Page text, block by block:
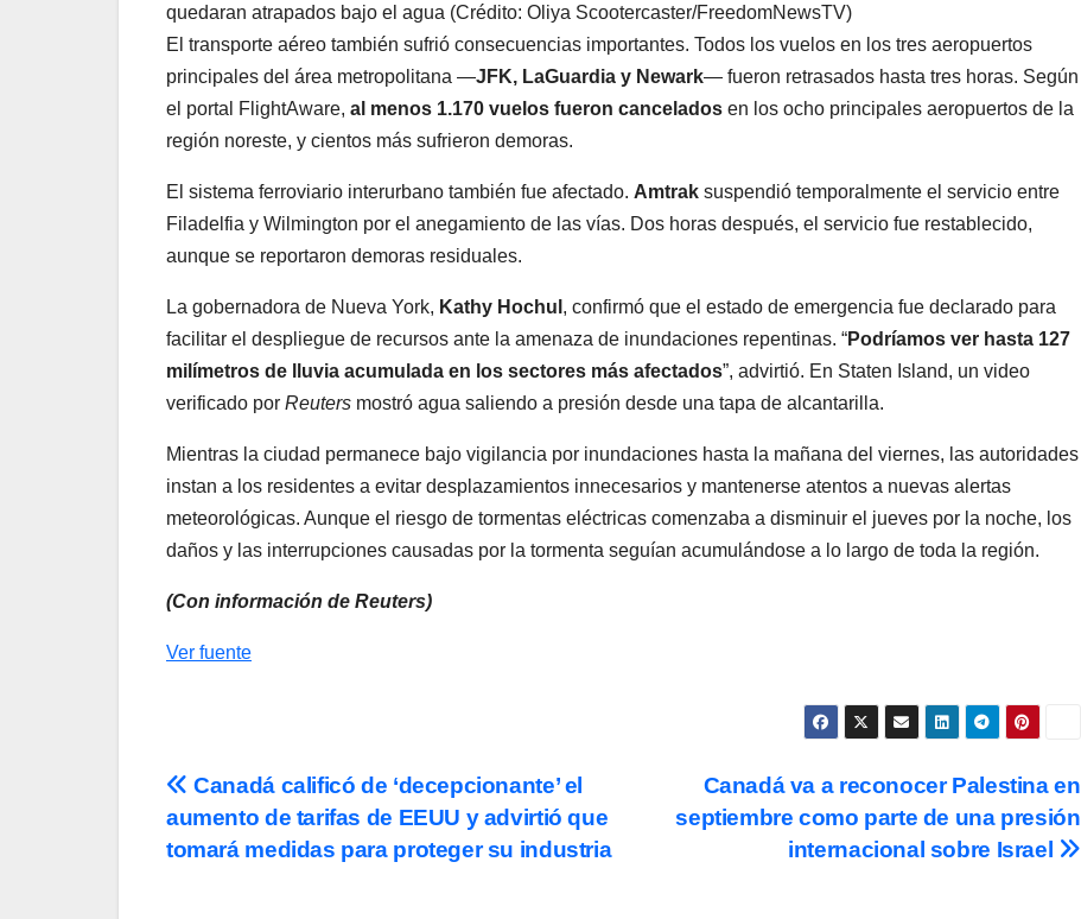
quedaran atrapados bajo el agua (Crédito: Oliya Scootercaster/FreedomNewsTV)
El transporte aéreo también sufrió consecuencias importantes. Todos los vuelos en los tres aeropuertos
principales del área metropolitana —JFK, LaGuardia y Newark— fueron retrasados hasta tres horas. Según
el portal FlightAware, al menos 1.170 vuelos fueron cancelados en los ocho principales aeropuertos de la
región noreste, y cientos más sufrieron demoras.
El sistema ferroviario interurbano también fue afectado. Amtrak suspendió temporalmente el servicio entre
Filadelfia y Wilmington por el anegamiento de las vías. Dos horas después, el servicio fue restablecido,
aunque se reportaron demoras residuales.
La gobernadora de Nueva York, Kathy Hochul , confirmó que el estado de emergencia fue declarado para
facilitar el despliegue de recursos ante la amenaza de inundaciones repentinas. “Podríamos ver hasta 127
milímetros de lluvia acumulada en los sectores más afectados”, advirtió. En Staten Island, un video
verificado por Reuters mostró agua saliendo a presión desde una tapa de alcantarilla.
Mientras la ciudad permanece bajo vigilancia por inundaciones hasta la mañana del viernes, las autoridades
instan a los residentes a evitar desplazamientos innecesarios y mantenerse atentos a nuevas alertas
meteorológicas. Aunque el riesgo de tormentas eléctricas comenzaba a disminuir el jueves por la noche, los
daños y las interrupciones causadas por la tormenta seguían acumulándose a lo largo de toda la región.
(Con información de Reuters)
Ver fuente
Navegación
de
Canadá va a reconocer Palestina en
septiembre como parte de una presión
internacional sobre Israel
Canadá calificó de ‘decepcionante’ el
aumento de tarifas de EEUU y advirtió que
tomará medidas para proteger su industria